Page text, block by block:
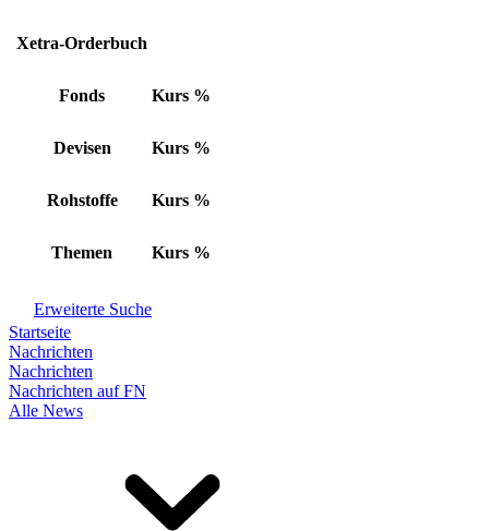
Xetra-Orderbuch
Fonds Kurs %
Devisen Kurs %
Rohstoffe Kurs %
Themen Kurs %
Erweiterte Suche
Startseite
Nachrichten
Nachrichten
Nachrichten auf FN
Alle News